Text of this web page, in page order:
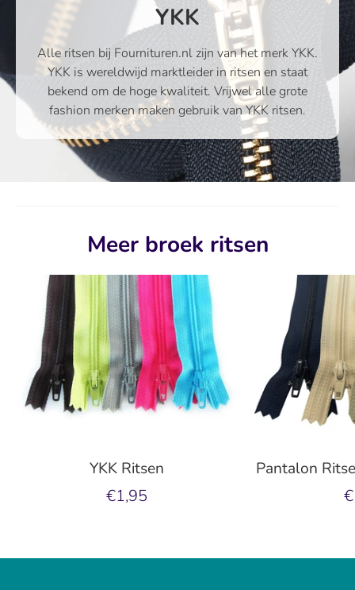
YKK
Alle ritsen bij Fournituren.nl zijn van het merk YKK.
YKK is wereldwijd marktleider in ritsen en staat
bekend om de hoge kwaliteit. Vrijwel alle grote
fashion merken maken gebruik van YKK ritsen.
Meer broek ritsen
YKK Ritsen
€1,95
Pantalon